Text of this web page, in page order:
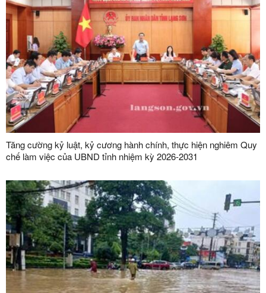
Tăng cường kỷ luật, kỷ cương hành chính, thực hiện nghiêm Quy
chế làm việc của UBND tỉnh nhiệm kỳ 2026-2031